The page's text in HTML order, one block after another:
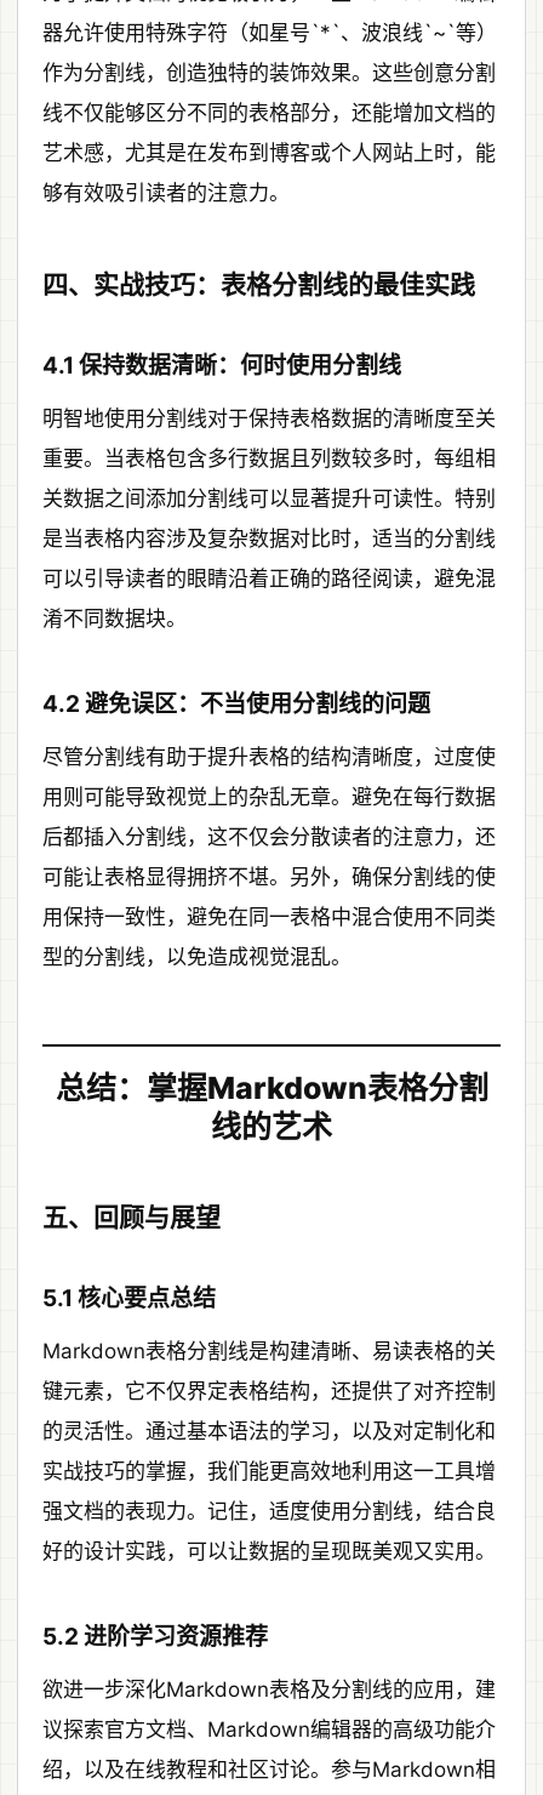
器允许使用特殊字符（如星号`*`、波浪线`~`等）
作为分割线，创造独特的装饰效果。这些创意分割
线不仅能够区分不同的表格部分，还能增加文档的
艺术感，尤其是在发布到博客或个人网站上时，能
够有效吸引读者的注意力。
四、实战技巧：表格分割线的最佳实践
4.1 保持数据清晰：何时使用分割线
明智地使用分割线对于保持表格数据的清晰度至关
重要。当表格包含多行数据且列数较多时，每组相
关数据之间添加分割线可以显著提升可读性。特别
是当表格内容涉及复杂数据对比时，适当的分割线
可以引导读者的眼睛沿着正确的路径阅读，避免混
淆不同数据块。
4.2 避免误区：不当使用分割线的问题
尽管分割线有助于提升表格的结构清晰度，过度使
用则可能导致视觉上的杂乱无章。避免在每行数据
后都插入分割线，这不仅会分散读者的注意力，还
可能让表格显得拥挤不堪。另外，确保分割线的使
用保持一致性，避免在同一表格中混合使用不同类
型的分割线，以免造成视觉混乱。
总结：掌握Markdown表格分割
线的艺术
五、回顾与展望
5.1 核心要点总结
Markdown表格分割线是构建清晰、易读表格的关
键元素，它不仅界定表格结构，还提供了对齐控制
的灵活性。通过基本语法的学习，以及对定制化和
实战技巧的掌握，我们能更高效地利用这一工具增
强文档的表现力。记住，适度使用分割线，结合良
好的设计实践，可以让数据的呈现既美观又实用。
5.2 进阶学习资源推荐
欲进一步深化Markdown表格及分割线的应用，建
议探索官方文档、Markdown编辑器的高级功能介
绍，以及在线教程和社区讨论。参与Markdown相